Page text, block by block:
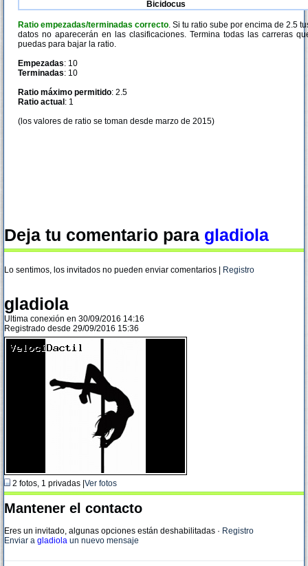
Bicidocus
Ratio empezadas/terminadas correcto. Si tu ratio sube por encima de 2.5
datos no aparecerán en las clasificaciones. Termina todas las carreras
puedas para bajar la ratio.
Empezadas: 10
Terminadas: 10
Ratio máximo permitido: 2.5
Ratio actual : 1
(los valores de ratio se toman desde marzo de 2015)
Deja tu comentario para gladiola
Lo sentimos, los invitados no pueden enviar comentarios | Registro
gladiola
Ultima conexión en 30/09/2016 14:16
Registrado desde 29/09/2016 15:36
2 fotos, 1 privadas | Ver fotos
Mantener el contacto
Eres un invitado, algunas opciones están deshabilitadas · Registro
Enviar a gladiola un nuevo mensaje